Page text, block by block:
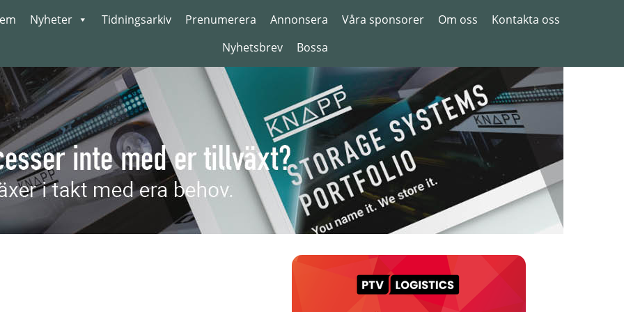
Nyheter Tidningsarkiv Prenumerera Annonsera Våra sponsorer Om oss
Kontakta oss
Nyhetsbrev
Bossa